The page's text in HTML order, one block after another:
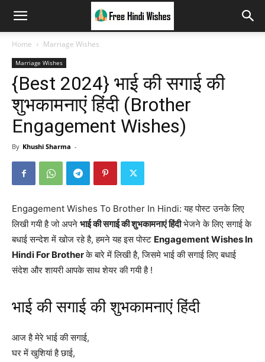
Home Marriage Wishes
Marriage Wishes
{Best 2024} भाई की सगाई की
शुभकामनाएं हिंदी (Brother
Engagement Wishes)
By Khushi Sharma -
Engagement Wishes To Brother In Hindi: यह पोस्ट उनके लिए
लिखी गयी है जो अपने भाई की सगाई की शुभकामनाएं हिंदीभेजने के लिए सगाई के
बधाई सन्देश में खोज रहे है, हमने यह इस पोस्ट Engagement Wishes In
Hindi For Brotherके बारे में लिखी है, जिसमे भाई की सगाई लिए बधाई
संदेश और शायरी आपके साथ शेयर की गयी है !
भाई की सगाई की शुभकामनाएं हिंदी
आज है मेरे भाई की सगाई,
घर में खुशियां है छाई,